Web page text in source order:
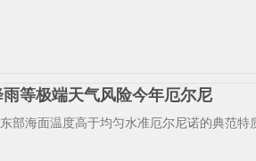
等极端天气风险今年厄尔尼
部海面温度高于均匀水准厄尔尼诺的典范